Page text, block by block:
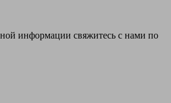
информации свяжитесь с нами по